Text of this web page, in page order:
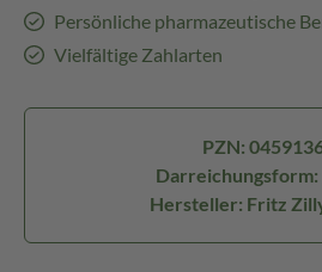
Persönliche pharmazeutische
Vielfältige Zahlarten
PZN:
Darreichungsform:
Hersteller: Fritz